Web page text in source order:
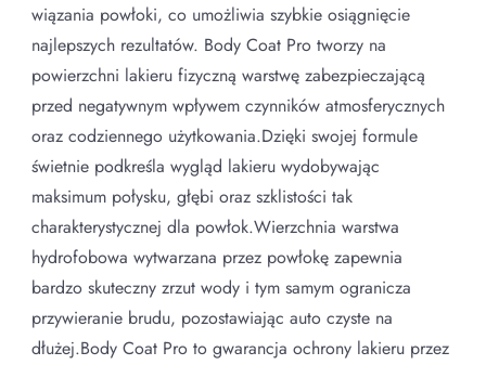
wiązania powłoki, co umożliwia szybkie osiągnięcie
najlepszych rezultatów. Body Coat Pro tworzy na
powierzchni lakieru fizyczną warstwę zabezpieczającą
przed negatywnym wpływem czynników atmosferycznych
oraz codziennego użytkowania.Dzięki swojej formule
świetnie podkreśla wygląd lakieru wydobywając
maksimum połysku, głębi oraz szklistości tak
charakterystycznej dla powłok.Wierzchnia warstwa
hydrofobowa wytwarzana przez powłokę zapewnia
bardzo skuteczny zrzut wody i tym samym ogranicza
przywieranie brudu, pozostawiając auto czyste na
dłużej.Body Coat Pro to gwarancja ochrony lakieru przez